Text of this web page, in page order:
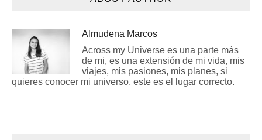
Almudena Marcos
Across my Universe es una parte más
de mi, es una extensión de mi vida, mis
viajes, mis pasiones, mis planes, si
quieres conocer mi universo, este es el lugar correcto.